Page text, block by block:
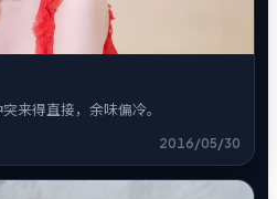
来得直接，余味偏冷。
2016/05/30